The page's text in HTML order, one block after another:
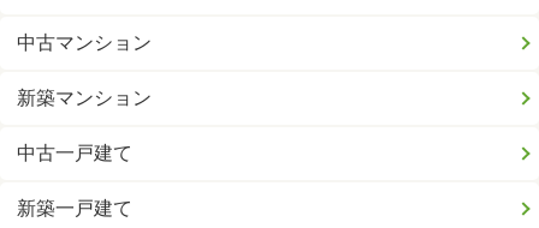
中古マンション
新築マンション
中古一戸建て
新築一戸建て